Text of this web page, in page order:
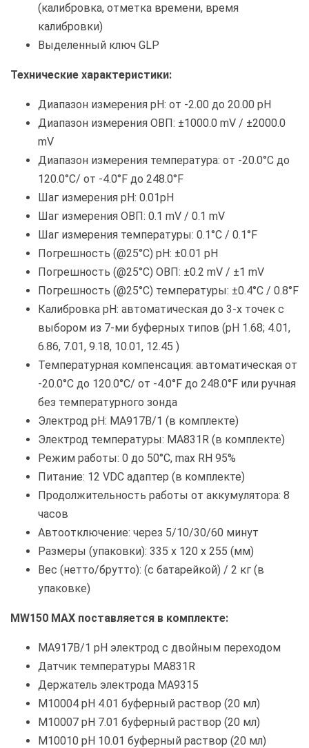
(калибровка, отметка времени, время
калибровки)
Выделенный ключ GLP
Технические характеристики:
Диапазон измерения pH: от -2.00 до 20.00 pH
Диапазон измерения ОВП: ±1000.0 mV / ±2000.0
mV
Диапазон измерения температура: от -20.0°C до
120.0°C/ от -4.0°F до 248.0°F
Шаг измерения pH: 0.01pH
Шаг измерения ОВП: 0.1 mV / 0.1 mV
Шаг измерения температуры: 0.1°C / 0.1°F
Погрешность (@25°C) pH: ±0.01 pH
Погрешность (@25°C) ОВП: ±0.2 mV / ±1 mV
Погрешность (@25°C) температуры: ±0.4°C / 0.8°F
Калибровка pH: автоматическая до 3-х точек с
выбором из 7-ми буферных типов (pH 1.68; 4.01,
6.86, 7.01, 9.18, 10.01, 12.45 )
Температурная компенсация: автоматическая от
-20.0°C до 120.0°C/ от -4.0°F до 248.0°F или ручная
без температурного зонда
Электрод pH: MA917B/1 (в комплекте)
Электрод температуры: MA831R (в комплекте)
Режим работы: 0 до 50°C, max RH 95%
Питание: 12 VDC адаптер (в комплекте)
Продолжительность работы от аккумулятора: 8
часов
Автоотключение: через 5/10/30/60 минут
Размеры (упаковки): 335 x 120 x 255 (мм)
Вес (нетто/брутто): (с батарейкой) / 2 кг (в
упаковке)
MW150 MAX поставляется в комплекте:
MA917B/1 pH электрод с двойным переходом
Датчик температуры MA831R
Держатель электрода MA9315
M10004 pH 4.01 буферный раствор (20 мл)
M10007 pH 7.01 буферный раствор (20 мл)
M10010 pH 10.01 буферный раствор (20 мл)